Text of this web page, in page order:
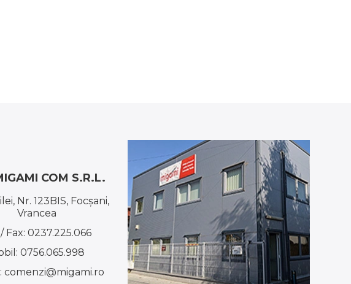
COM S.R.L.
Nr. 123BIS, Focşani,
Vrancea
Fax: 0237.225.066
0756.065.998
comenzi@migami.ro